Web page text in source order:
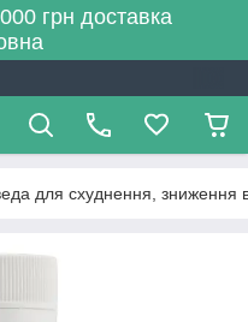
грн доставка
для схуднення, зниження